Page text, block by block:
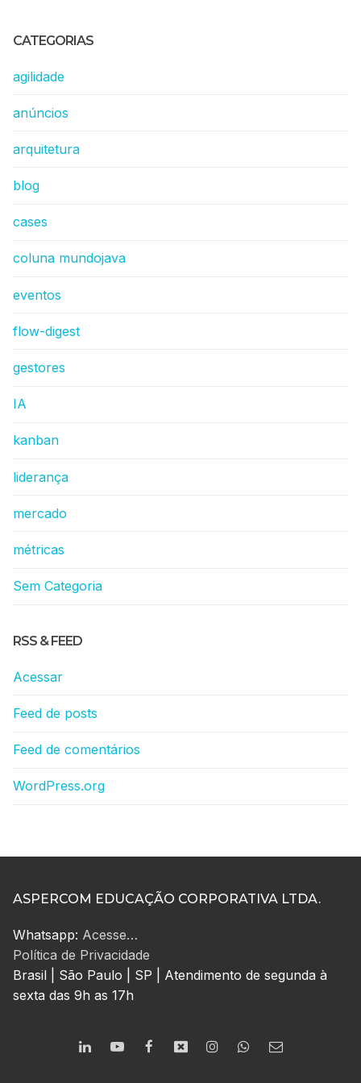
CATEGORIAS
agilidade
anúncios
arquitetura
blog
cases
coluna mundojava
eventos
flow-digest
gestores
IA
kanban
liderança
mercado
métricas
Sem Categoria
RSS & FEED
Acessar
Feed de posts
Feed de comentários
WordPress.org
ASPERCOM EDUCAÇÃO CORPORATIVA LTDA.
Whatsapp: Acesse…
Política de Privacidade
Brasil | São Paulo | SP | Atendimento de segunda à
sexta das 9h as 17h